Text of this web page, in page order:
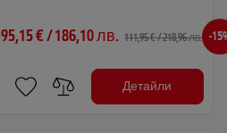
95,15 € / 186,10 лв. 111,95 € / 218,96 лв. -
Детайли